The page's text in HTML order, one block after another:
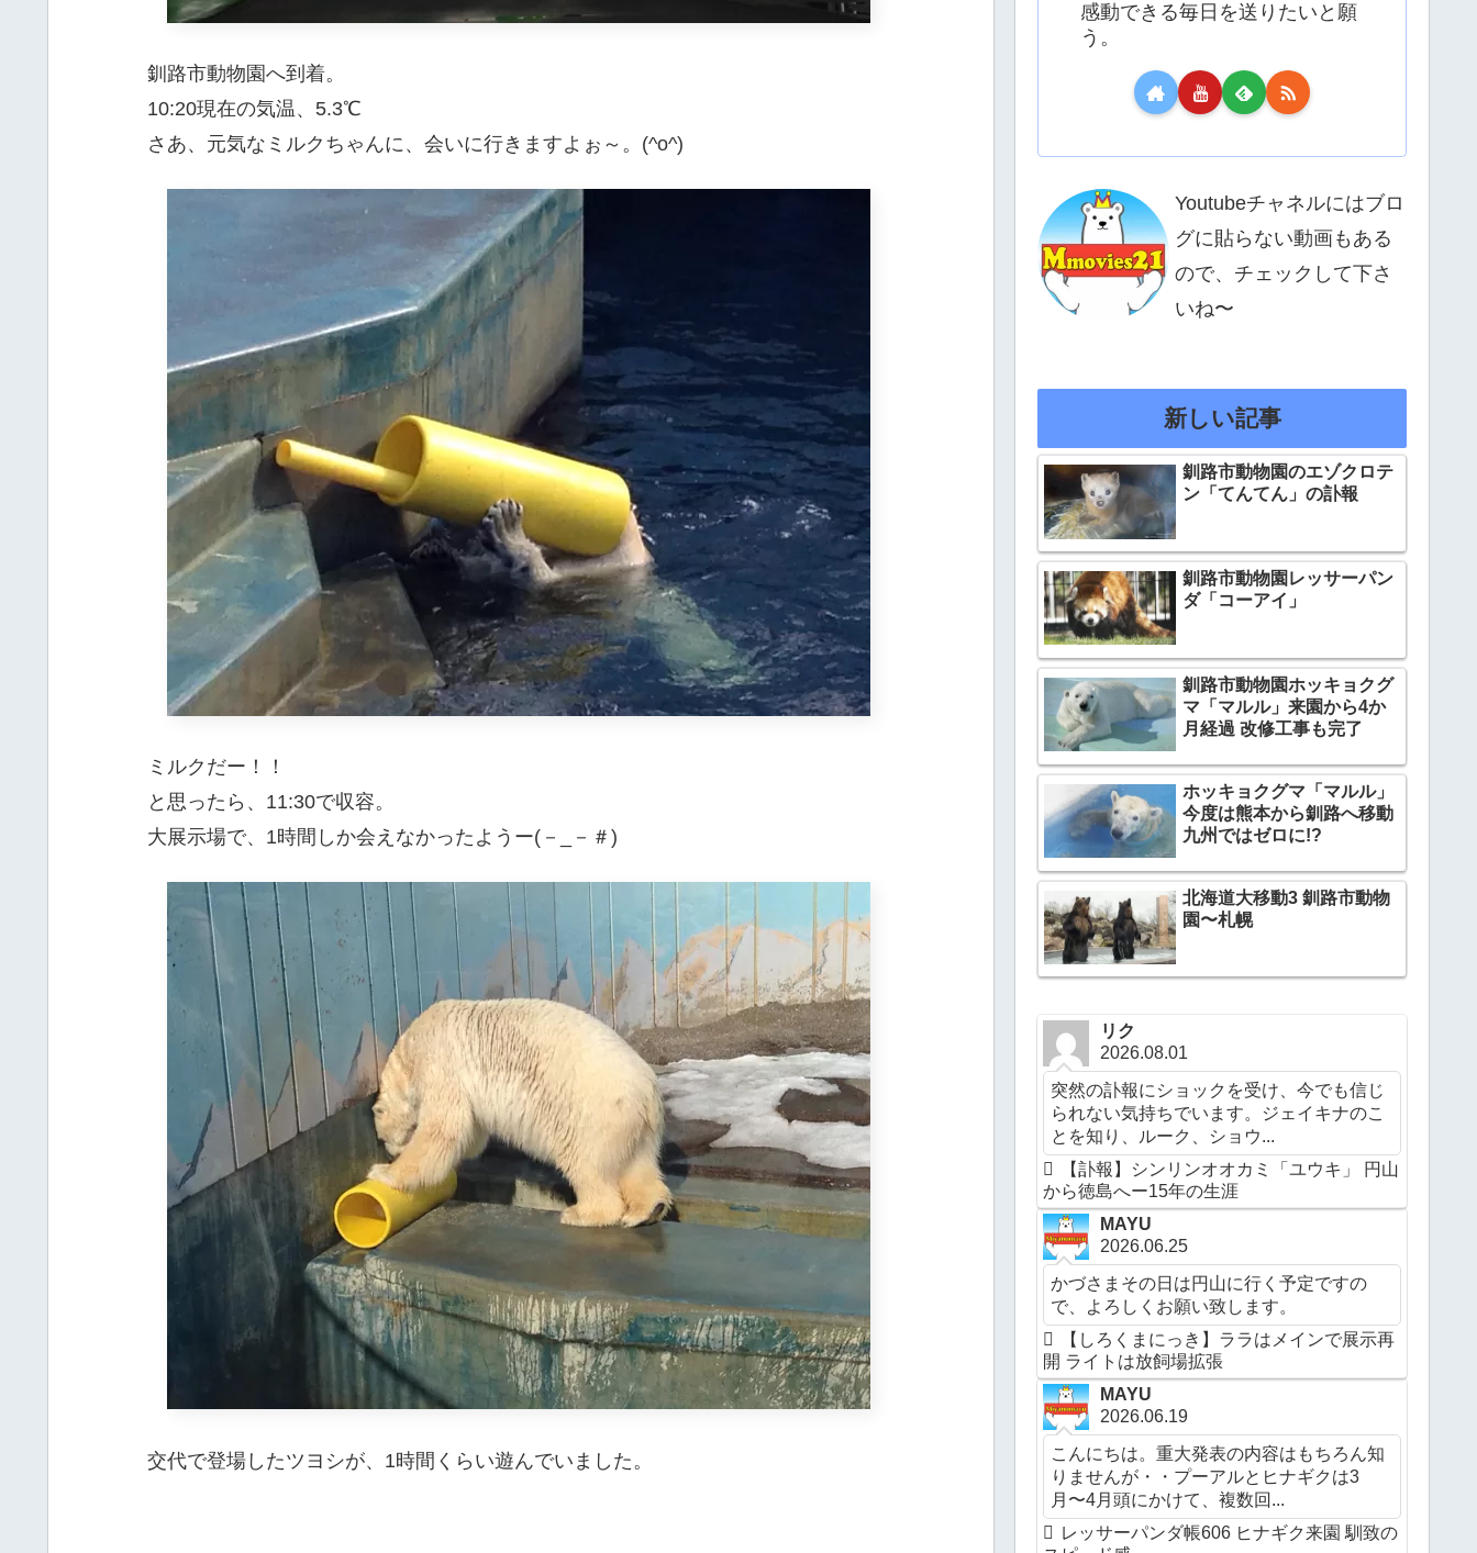
釧路市動物園へ到着。
10:20現在の気温、5.3℃
さあ、元気なミルクちゃんに、会いに行きますよぉ～。(^o^)
ミルクだー！！
と思ったら、11:30で収容。
大展示場で、1時間しか会えなかったようー(－_－＃)
交代で登場したツヨシが、1時間くらい遊んでいました。
感動できる毎日を送りたいと願
う。
Youtubeチャネルにはブロ
グに貼らない動画もある
ので、チェックして下さ
いね〜
新しい記事
釧路市動物園のエゾクロテ
ン「てんてん」の訃報
釧路市動物園レッサーパン
ダ「コーアイ」
釧路市動物園ホッキョクグ
マ「マルル」来園から4か
月経過 改修工事も完了
ホッキョクグマ「マルル」
今度は熊本から釧路へ移動
九州ではゼロに!?
北海道大移動3 釧路市動物
園〜札幌
リク
2026.08.01
突然の訃報にショックを受け、今でも信じ
られない気持ちでいます。ジェイキナのこ
とを知り、ルーク、ショウ...
【訃報】シンリンオオカミ「ユウキ」 円山
から徳島へー15年の生涯
MAYU
2026.06.25
かづさまその日は円山に行く予定ですの
で、よろしくお願い致します。
【しろくまにっき】ララはメインで展示再
開 ライトは放飼場拡張
MAYU
2026.06.19
こんにちは。重大発表の内容はもちろん知
りませんが・・プーアルとヒナギクは3
月〜4月頭にかけて、複数回...
レッサーパンダ帳606 ヒナギク来園 馴致の